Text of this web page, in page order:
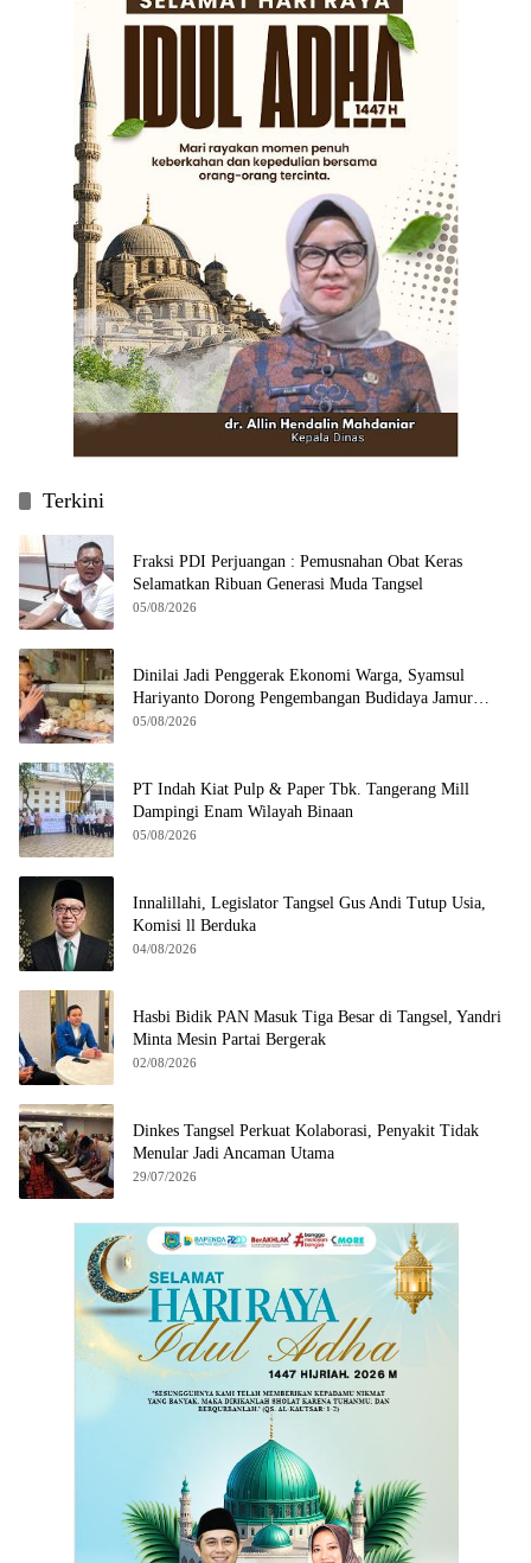
Terkini
Fraksi PDI Perjuangan : Pemusnahan Obat Keras
Selamatkan Ribuan Generasi Muda Tangsel
05/08/2026
Dinilai Jadi Penggerak Ekonomi Warga, Syamsul
Hariyanto Dorong Pengembangan Budidaya Jamur
Crispy di Serpong
05/08/2026
PT Indah Kiat Pulp & Paper Tbk. Tangerang Mill
Dampingi Enam Wilayah Binaan
05/08/2026
Innalillahi, Legislator Tangsel Gus Andi Tutup Usia,
Komisi ll Berduka
04/08/2026
Hasbi Bidik PAN Masuk Tiga Besar di Tangsel, Yandri
Minta Mesin Partai Bergerak
02/08/2026
Dinkes Tangsel Perkuat Kolaborasi, Penyakit Tidak
Menular Jadi Ancaman Utama
29/07/2026